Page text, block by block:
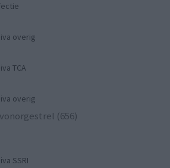
overig
TCA
overig
(656)
SSRI